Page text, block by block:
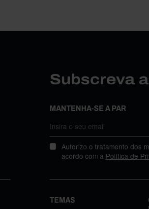
Subscreva
MANTENHA-SE A PAR
Autorizo o tratamento dos
acordo com a Política de
TEMAS